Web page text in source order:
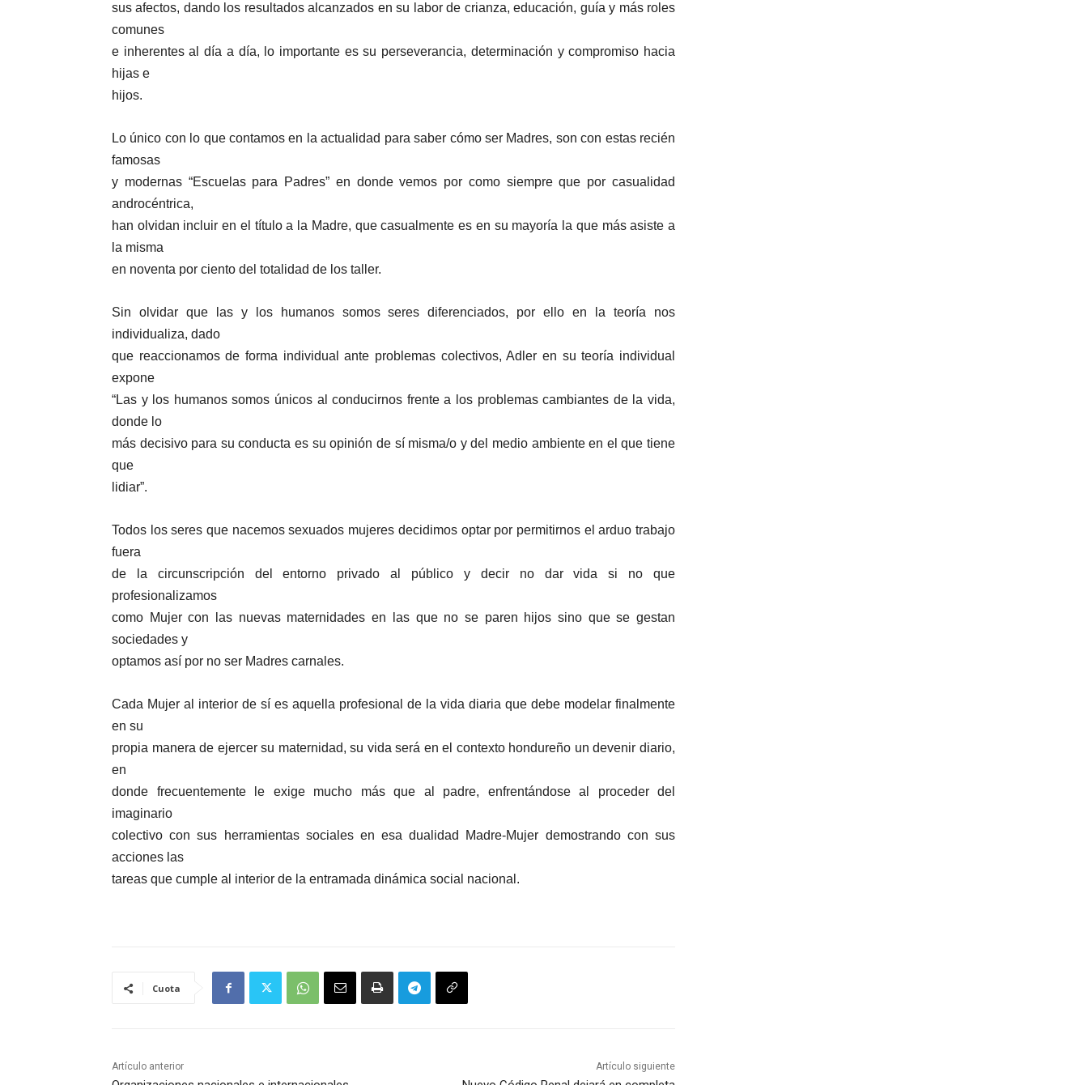
sus afectos, dando los resultados alcanzados en su labor de crianza, educación, guía y más roles
comunes
e inherentes al día a día, lo importante es su perseverancia, determinación y compromiso hacia
hijas e
hijos.
Lo único con lo que contamos en la actualidad para saber cómo ser Madres, son con estas recién
famosas
y modernas “Escuelas para Padres” en donde vemos por como siempre que por casualidad
androcéntrica,
han olvidan incluir en el título a la Madre, que casualmente es en su mayoría la que más asiste a
la misma
en noventa por ciento del totalidad de los taller.
Sin olvidar que las y los humanos somos seres diferenciados, por ello en la teoría nos
individualiza, dado
que reaccionamos de forma individual ante problemas colectivos, Adler en su teoría individual
expone
“Las y los humanos somos únicos al conducirnos frente a los problemas cambiantes de la vida,
donde lo
más decisivo para su conducta es su opinión de sí misma/o y del medio ambiente en el que tiene
que
lidiar”.
Todos los seres que nacemos sexuados mujeres decidimos optar por permitirnos el arduo trabajo
fuera
de la circunscripción del entorno privado al público y decir no dar vida si no que
profesionalizamos
como Mujer con las nuevas maternidades en las que no se paren hijos sino que se gestan
sociedades y
optamos así por no ser Madres carnales.
Cada Mujer al interior de sí es aquella profesional de la vida diaria que debe modelar finalmente
en su
propia manera de ejercer su maternidad, su vida será en el contexto hondureño un devenir diario,
en
donde frecuentemente le exige mucho más que al padre, enfrentándose al proceder del
imaginario
colectivo con sus herramientas sociales en esa dualidad Madre-Mujer demostrando con sus
acciones las
tareas que cumple al interior de la entramada dinámica social nacional.
Cuota
Artículo anterior Artículo siguiente